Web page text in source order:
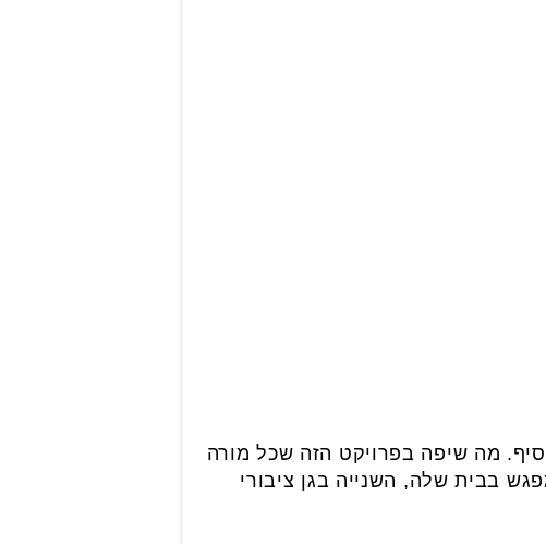
מה שיפה בפרויקט הזה שכל מורה
בבית שלה, השנייה בגן ציבורי